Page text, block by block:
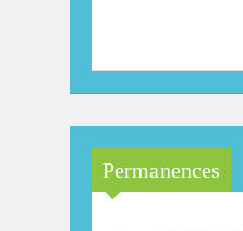
Permanences